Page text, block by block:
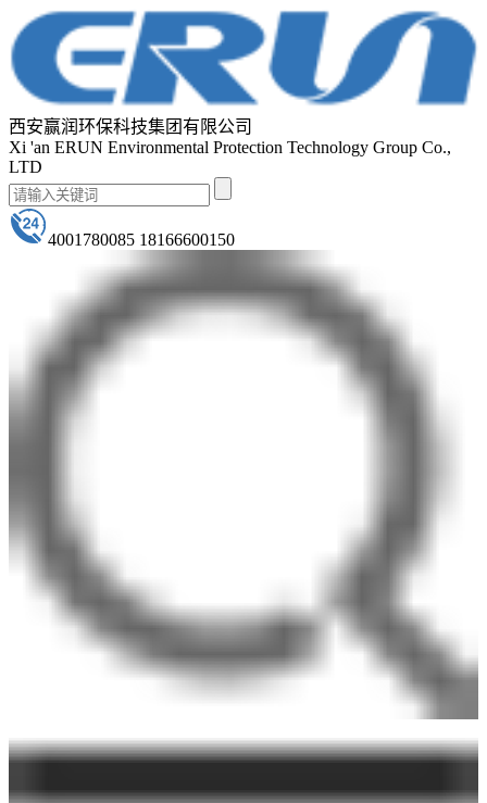
西安赢润环保科技集团有限公司
Xi 'an ERUN Environmental Protection Technology Group Co.,
LTD
4001780085 18166600150